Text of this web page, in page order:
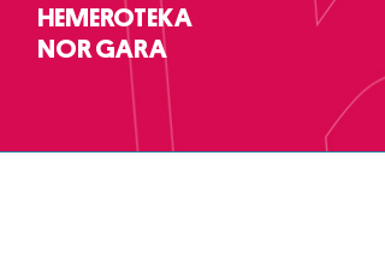
HEMEROTEKA
NOR GARA